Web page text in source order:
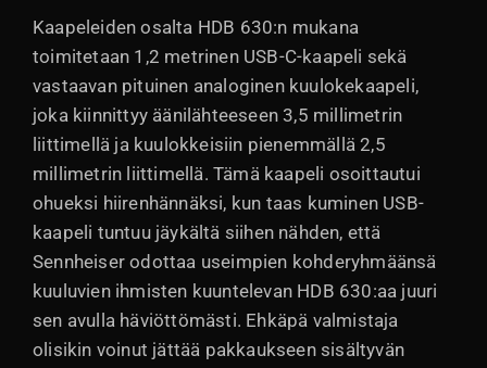
Kaapeleiden osalta HDB 630:n mukana
toimitetaan 1,2 metrinen USB-C-kaapeli sekä
vastaavan pituinen analoginen kuulokekaapeli,
joka kiinnittyy äänilähteeseen 3,5 millimetrin
liittimellä ja kuulokkeisiin pienemmällä 2,5
millimetrin liittimellä. Tämä kaapeli osoittautui
ohueksi hiirenhännäksi, kun taas kuminen USB-
kaapeli tuntuu jäykältä siihen nähden, että
Sennheiser odottaa useimpien kohderyhmäänsä
kuuluvien ihmisten kuuntelevan HDB 630:aa juuri
sen avulla häviöttömästi. Ehkäpä valmistaja
olisikin voinut jättää pakkaukseen sisältyvän